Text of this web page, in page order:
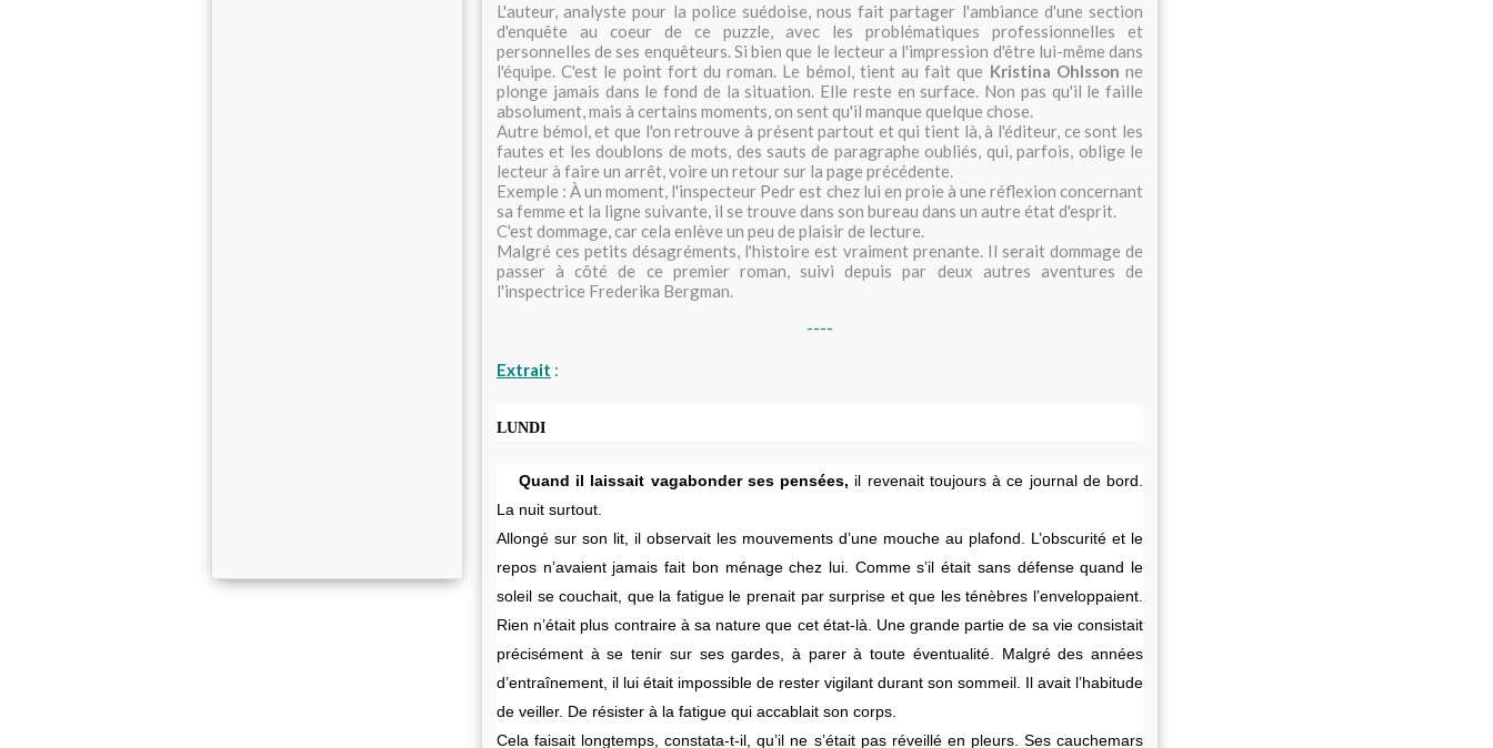
L'auteur, analyste pour la police suédoise, nous fait partager l'ambiance d'une section
d'enquête au coeur de ce puzzle, avec les problématiques professionnelles et
personnelles de ses enquêteurs. Si bien que le lecteur a l'impression d'être lui-même dans
l'équipe. C'est le point fort du roman. Le bémol, tient au fait que Kristina Ohlsson ne
plonge jamais dans le fond de la situation. Elle reste en surface. Non pas qu'il le faille
absolument, mais à certains moments, on sent qu'il manque quelque chose.
Autre bémol, et que l'on retrouve à présent partout et qui tient là, à l'éditeur, ce sont les
fautes et les doublons de mots, des sauts de paragraphe oubliés, qui, parfois, oblige le
lecteur à faire un arrêt, voire un retour sur la page précédente.
Exemple :Àun moment, l'inspecteur Pedr est chez lui en proie à une réflexion concernant
sa femme et la ligne suivante, il se trouve dans son bureau dans un autre état d'esprit.
C'est dommage, car cela enlève un peu de plaisir de lecture.
Malgré ces petits désagréments, l'histoire est vraiment prenante. Il serait dommage de
passer à côté de ce premier roman, suivi depuis par deux autres aventures de
l'inspectrice Frederika Bergman.
----
Extrait :
LUNDI
Quand il laissait vagabonder ses pensées, il revenait toujours à ce journal de bord.
La nuit surtout.
Allongé sur son lit, il observait les mouvements d’une mouche au plafond. L’obscurité et le
repos n’avaient jamais fait bon ménage chez lui. Comme s’il était sans défense quand le
soleil se couchait, que la fatigue le prenait par surprise et que les ténèbres l’enveloppaient.
Rien n’était plus contraire à sa nature que cet état-là. Une grande partie de sa vie consistait
précisément à se tenir sur ses gardes, à parer à toute éventualité. Malgré des années
d’entraînement, il lui était impossible de rester vigilant durant son sommeil. Il avait l’habitude
de veiller. De résister à la fatigue qui accablait son corps.
Cela faisait longtemps, constata-t-il, qu’il ne s’était pas réveillé en pleurs. Ses cauchemars